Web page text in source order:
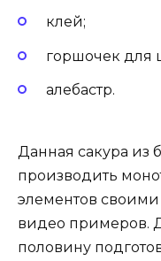
клей;
горшочек для
алебастр.
Данная сакура из
производить
элементов своими
видео примеров.
половину